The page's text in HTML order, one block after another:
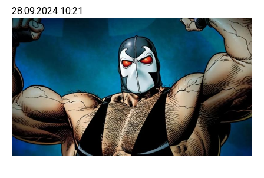
28.09.2024 10:21